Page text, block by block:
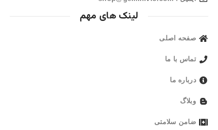
لینک های مهم
صفحه اصلی
تماس با ما
درباره ما
وبلاگ
ضامن سلامتی